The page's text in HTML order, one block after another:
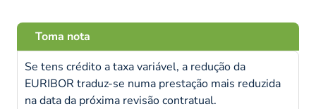
Toma nota
Se tens crédito a taxa variável, a redução da
EURIBOR traduz-se numa prestação mais reduzida
na data da próxima revisão contratual.